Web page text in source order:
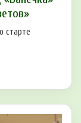
старте